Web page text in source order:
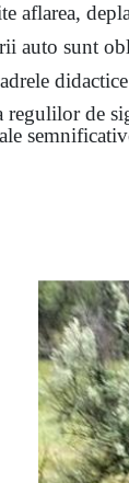
aflarea,
auto sunt
regulilor de